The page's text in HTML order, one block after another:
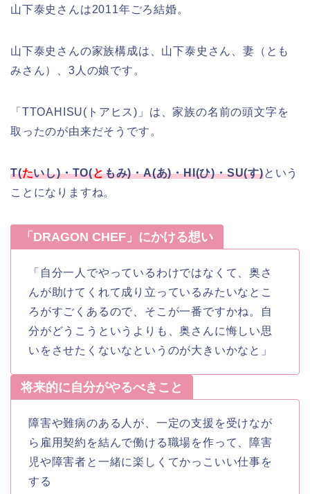
山下泰史さんは2011年ごろ結婚。
山下泰史さんの家族構成は、山下泰史さん、妻（とも
みさん）、3人の娘です。
「TTOAHISU(トアヒス)」は、家族の名前の頭文字を
取ったのが由来だそうです。
T(たいし)・TO(ともみ)・A(あ)・HI(ひ)・SU(す)という
ことになりますね。
「DRAGON CHEF」にかける想い
「自分一人でやっているわけではなくて、奥さ
んが助けてくれて成り立っているみたいなとこ
ろがすごくあるので、そこが一番ですかね。自
分がどうこうというよりも、奥さんに悔しい思
いをさせたくないなというのが大きいかなと」
将来的に自分がやるべきこと
障害や難病のある人が、一定の支援を受けなが
ら雇用契約を結んで働ける職場を作って、障害
児や障害者と一緒に楽しくてかっこいい仕事を
する